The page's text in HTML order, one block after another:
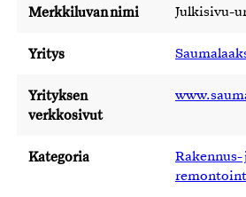
Merkkiluvan nimi Julkisivu-
Yritys
Yrityksen
verkkosivut
Kategoria
Rakennus-